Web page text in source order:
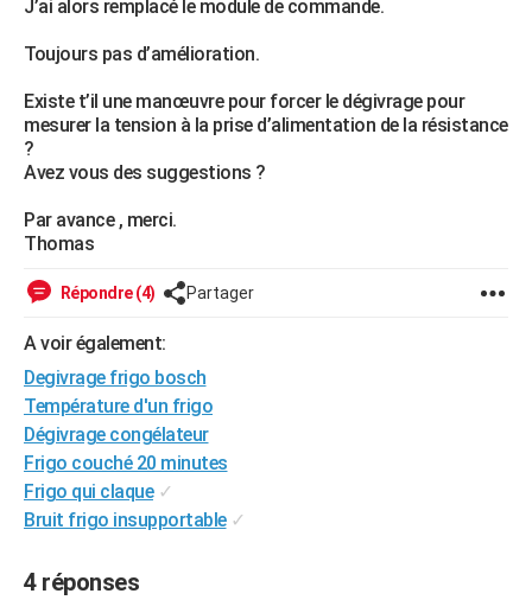
VOYAGE
Destinations
City break
Voyage nature
Voyage de noces
Forum
Climat
+PHOTO
GUIDES D'ACHAT
BONS PLANS
Carte de Noël
Carte Bonne année
Carte Saint-Valentin
Carte Pâques
Carte d'anniversaire
DICTIONNAIRE
Dictionnaire
Biographies
Citations
Expressions
Proverbes
PROGRAMME TV
COPAINS D'AVANT
S'inscrire
Se connecter
Lycées
Collèges
Primaires
Universités
Entreprises
Service militaire
Avis de recherche
AVIS DE DÉCÈS
FORUM
Bricolage
Lifestyle
Culture
Auto
Television
Voyage
Cinema
J’ai alors remplacé le module de commande.
Toujours pas d’amélioration.
Existe t’il une manœuvre pour forcer le dégivrage pour
mesurer la tension à la prise d’alimentation de la résistance
?
Avez vous des suggestions ?
Par avance , merci.
Thomas
Répondre (4) Partager
A voir également:
Degivrage frigo bosch
Température d'un frigo
Dégivrage congélateur
Frigo couché 20 minutes
Frigo qui claque ✓
Bruit frigo insupportable ✓
4 réponses